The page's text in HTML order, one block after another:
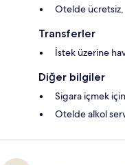
Otelde ücretsiz,
Transferler
İstek üzerine
Diğer bilgiler
Sigara içmek
Otelde alkol